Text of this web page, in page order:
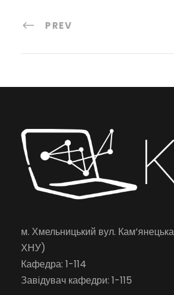
PREV
м. Хмельницький вул.
ХНУ)
Кафедра: 1-114
Завідувач кафедри: 1-115